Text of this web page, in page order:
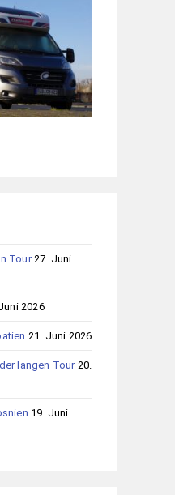
Tour 27. Juni
2026
21. Juni 2026
langen Tour 20.
19. Juni